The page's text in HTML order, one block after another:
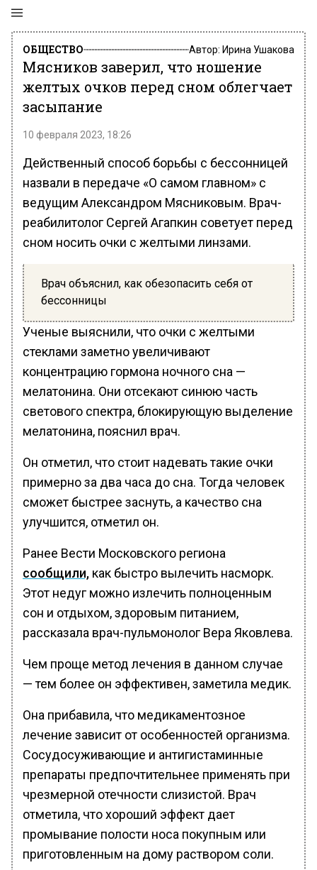
ОБЩЕСТВО Автор: Ирина Ушакова
Мясников заверил, что ношение
желтых очков перед сном облегчает
засыпание
10 февраля 2023, 18:26
Действенный способ борьбы с бессонницей
назвали в передаче «О самом главном» с
ведущим Александром Мясниковым. Врач-
реабилитолог Сергей Агапкин советует перед
сном носить очки с желтыми линзами.
Врач объяснил, как обезопасить себя от
бессонницы
Ученые выяснили, что очки с желтыми
стеклами заметно увеличивают
концентрацию гормона ночного сна —
мелатонина. Они отсекают синюю часть
светового спектра, блокирующую выделение
мелатонина, пояснил врач.
Он отметил, что стоит надевать такие очки
примерно за два часа до сна. Тогда человек
сможет быстрее заснуть, а качество сна
улучшится, отметил он.
Ранее Вести Московского региона
сообщили, как быстро вылечить насморк.
Этот недуг можно излечить полноценным
сон и отдыхом, здоровым питанием,
рассказала врач-пульмонолог Вера Яковлева.
Чем проще метод лечения в дaнном случае
— тем более он эффективен, заметила медик.
Она прибавила, что медикаментозное
лечение зависит от особенностей организма.
Сосудосуживающие и антигистаминные
препараты предпочтительнее применять при
чрезмерной отечности слизистой. Врач
отметила, что хороший эффект дает
промывание полости носа покупным или
приготовленным на дому раствором соли.